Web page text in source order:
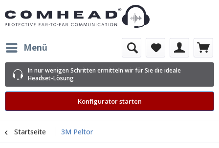
Menü
In nur wenigen Schritten ermitteln wir für Sie die ideale
Headset-Lösung
Konfigurator starten
Startseite 3M Peltor